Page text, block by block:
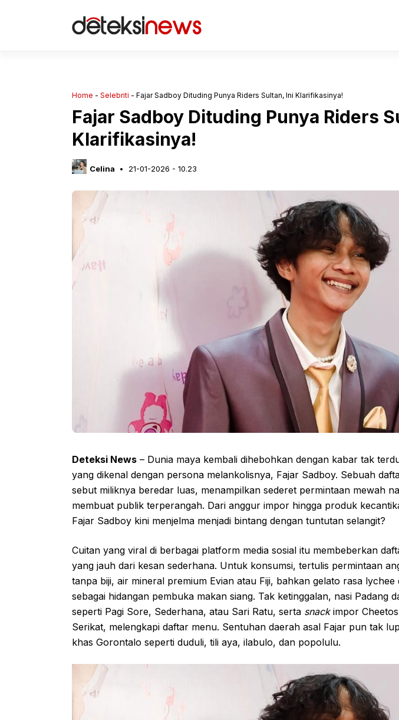
Home - Selebriti - Fajar Sadboy Dituding Punya Riders Sultan, Ini Klarifikasinya!
Fajar Sadboy Dituding Punya Riders
Klarifikasinya!
Celina 21-01-2026 - 10.23
Deteksi News – Dunia maya kembali dihebohkan dengan kabar tak
yang dikenal dengan persona melankolisnya, Fajar Sadboy. Sebuah
sebut miliknya beredar luas, menampilkan sederet permintaan mewah
membuat publik terperangah. Dari anggur impor hingga produk
Fajar Sadboy kini menjelma menjadi bintang dengan tuntutan selangit?
Cuitan yang viral di berbagai platform media sosial itu membeberkan
yang jauh dari kesan sederhana. Untuk konsumsi, tertulis permintaan
tanpa biji, air mineral premium Evian atau Fiji, bahkan gelato rasa lychee
sebagai hidangan pembuka makan siang. Tak ketinggalan, nasi Padang
seperti Pagi Sore, Sederhana, atau Sari Ratu, serta snackimpor
Serikat, melengkapi daftar menu. Sentuhan daerah asal Fajar pun tak
khas Gorontalo seperti duduli, tili aya, ilabulo, dan popolulu.